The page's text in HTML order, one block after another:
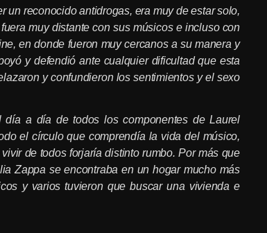
un reconocido antidrogas, era muy de estar solo,
muy distante con sus músicos e incluso con
en donde fueron muy cercanos a su manera y
y defendió ante cualquier dificultad que esta
y confundieron los sentimientos y el sexo
a día de todos los componentes de Laurel
elcírculoque comprendía la vida del músico,
de todos forjaría distinto rumbo. Por más que
Zappa se encontraba en un hogar mucho más
y varios tuvieron que buscar una vivienda e